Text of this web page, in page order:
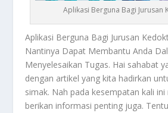
Aplikasi Berguna Bagi Jurusan
Aplikasi Berguna Bagi Jurusan
Nantinya Dapat Membantu Anda
Menyelesaikan Tugas. Hai sahabat
dengan artikel yang kita hadirkan
simak. Nah pada kesempatan kali
berikan informasi penting juga.